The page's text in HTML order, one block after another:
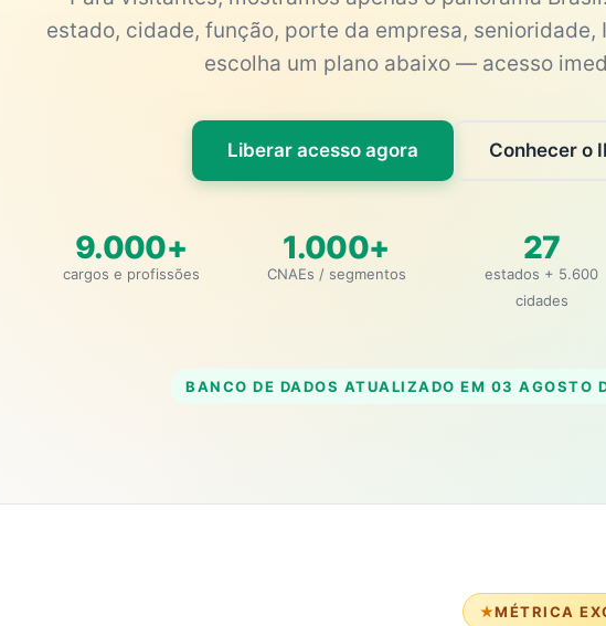
estado, cidade, função, porte da empresa, senioridade,
escolha um plano abaixo — acesso
Liberar acesso agora Conhecer o
9.000+
cargos e profissões
1.000+
CNAEs / segmentos
27
estados + 5.600
cidades
BANCO DE DADOS ATUALIZADO EM 03 AGOSTO
MÉTRICA